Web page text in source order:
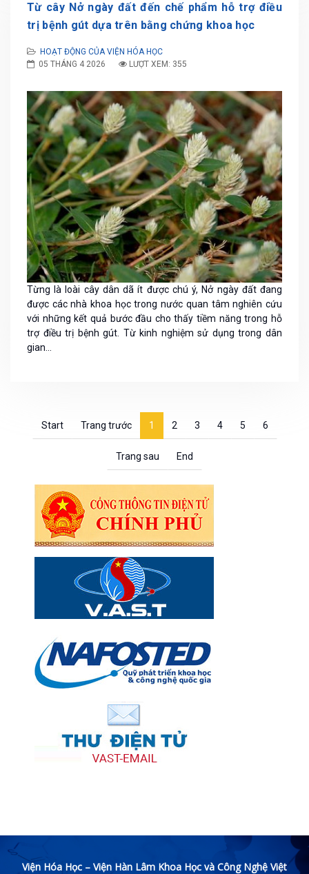
Từ cây Nở ngày đất đến chế phẩm hỗ trợ điều
trị bệnh gút dựa trên bằng chứng khoa học
HOẠT ĐỘNG CỦA VIỆN HÓA HỌC
05 THÁNG 4 2026
LƯỢT XEM: 355
Từng là loài cây dân dã ít được chú ý, Nở ngày đất đang
được các nhà khoa học trong nước quan tâm nghiên cứu
với những kết quả bước đầu cho thấy tiềm năng trong hỗ
trợ điều trị bệnh gút. Từ kinh nghiệm sử dụng trong dân
gian...
Start Trang trước 1 2 3 4 5 6
Trang sau End
Viện Hóa Học – Viện Hàn Lâm Khoa Học và Công Nghệ Việt